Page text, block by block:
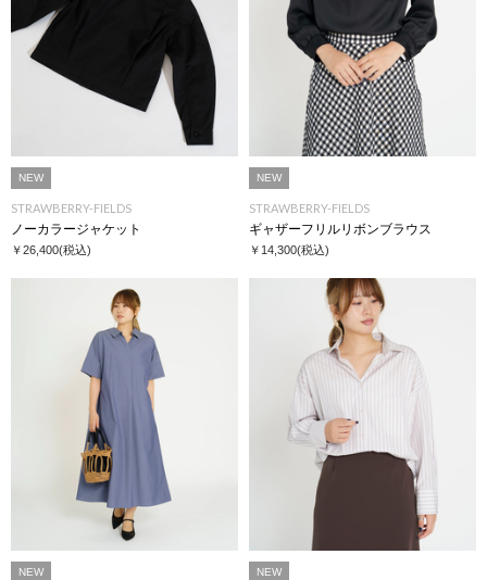
NEW
STRAWBERRY-FIELDS
ノーカラージャケット
￥26,400(税込)
NEW
STRAWBERRY-FIELDS
ギャザーフリルリボンブラウス
￥14,300(税込)
NEW NEW